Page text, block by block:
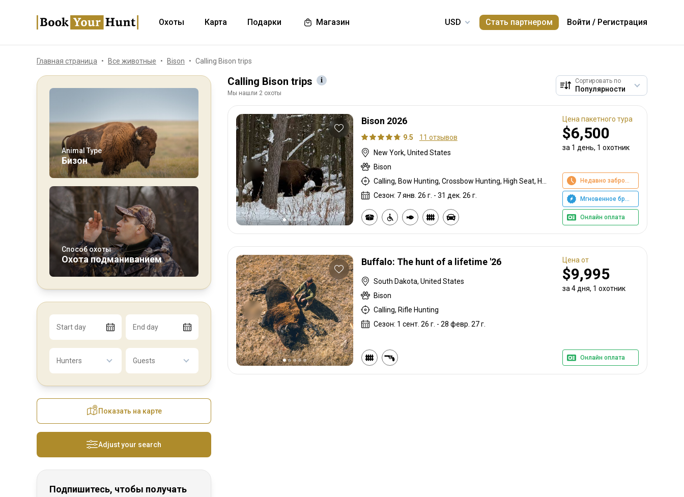
Охоты Карта Подарки Магазин Стать партнером Войти / Регистрация
Главная страница Все животные Bison Calling Bison trips
Animal Type
Бизон
Способ охоты
Охота подманиванием
Start day End day
Hunters Guests
Показать на карте
Adjust your search
Подпишитесь, чтобы получать
Calling Bison trips
Мы нашли 2 охоты
Сортировать по
Bison 2026
9.5
11 отзывов
New York, United States
Bison
Сезон: 7 янв. 26 г. - 31 дек. 26 г.
Цена пакетного тура
$6,500
за 1 день, 1 охотник
Недавно забронировано
Мгновенное бронирование
Онлайн оплата
Buffalo: The hunt of a lifetime '26
South Dakota, United States
Bison
Calling, Rifle Hunting
Сезон: 1 сент. 26 г. - 28 февр. 27 г.
Цена от
$9,995
за 4 дня, 1 охотник
Онлайн оплата